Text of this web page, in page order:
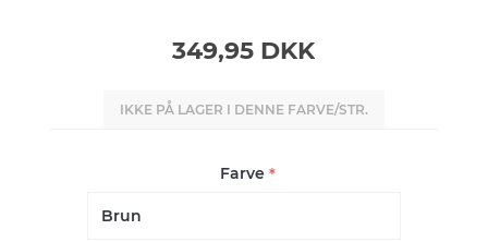
349,95 DKK
IKKE PÅ LAGER I DENNE FARVE/STR.
Farve*